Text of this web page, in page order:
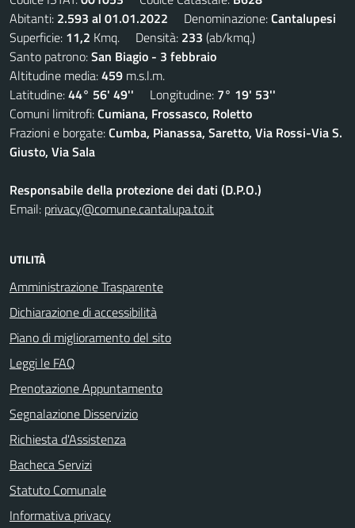
Abitanti: 2.593 al 01.01.2022 Denominazione:Cantalupesi
Superficie: 11,2 Kmq. Densità: 233 (ab/kmq.)
Santo patrono:San Biagio - 3 febbraio
Altitudine media:459 m.s.l.m.
Latitudine:44° 56' 49'' Longitudine: 7° 19' 53''
Comuni limitrofi:Cumiana, Frossasco, Roletto
Frazioni e borgate:Cumba, Pianassa, Saretto, Via Rossi-Via S.
Giusto, Via Sala
Responsabile della protezione dei dati (D.P.O.)
Email: privacy@comune.cantalupa.to.it
UTILITÀ
Amministrazione Trasparente
Dichiarazione di accessibilità
Piano di miglioramento del sito
Leggi le FAQ
Prenotazione Appuntamento
Segnalazione Disservizio
Richiesta d'Assistenza
Bacheca Servizi
Statuto Comunale
Informativa privacy